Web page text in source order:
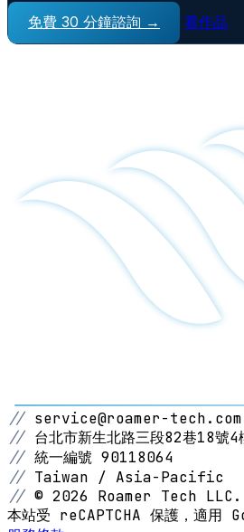
免費 30 分鐘諮詢 → 看作品
// service@roamer-tech.com
// 台北市新生北路三段82巷18號4
// 統一編號 90118064
// Taiwan / Asia-Pacific
// © 2026 Roamer Tech LLC.
本站受 reCAPTCHA 保護，適用